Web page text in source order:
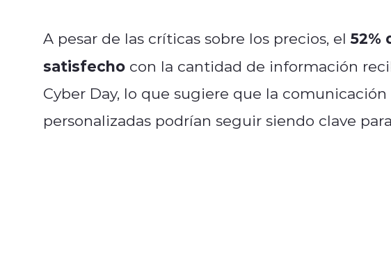
A pesar de las críticas sobre los precios, el 52%
satisfecho con la cantidad de información
Cyber Day, lo que sugiere que la
personalizadas podrían seguir siendo clave